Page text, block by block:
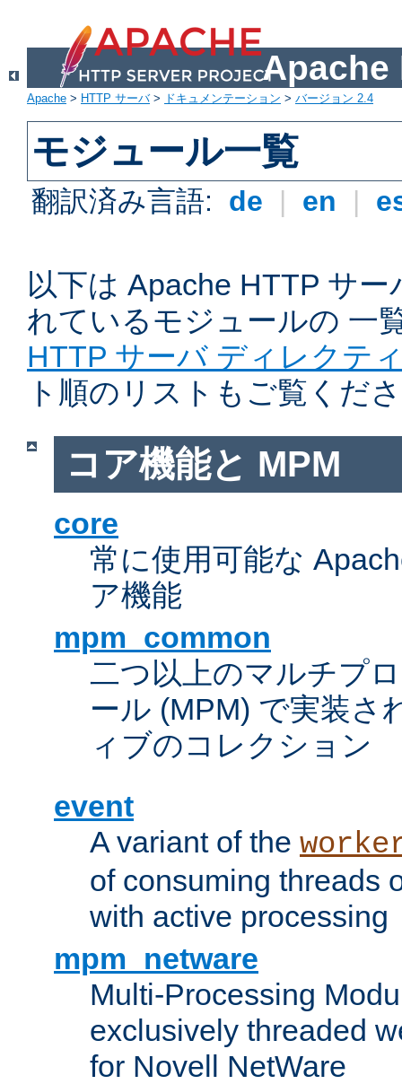
Apache
Apache > HTTP サーバ> ドキュメンテーション > バージョン 2.4
モジュール一覧
翻訳済み言語: de | en |
以下は Apache HTTP サ
れているモジュールの 一
HTTP サーバ ディレクテ
ト順のリストもご覧くだ
コア機能と MPM
core
常に使用可能な
ア機能
mpm_common
二つ以上のマルチプ
ール (MPM) で実装さ
ィブのコレクション
event
A variant of the
of consuming threads
with active processing
mpm_netware
Multi-Processing
exclusively threaded
for Novell NetWare